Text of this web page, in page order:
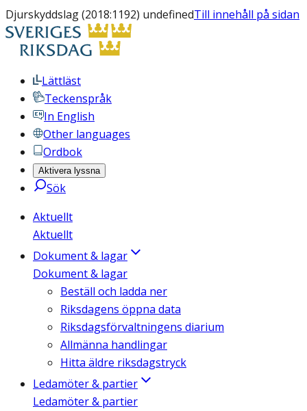
Djurskyddslag (2018:1192) undefinedTill innehåll på sidan
Lättläst
Teckenspråk
In English
Other languages
Ordbok
Aktivera lyssna
Sök
Aktuellt
Aktuellt
Dokument & lagar
Dokument & lagar
Beställ och ladda ner
Riksdagens öppna data
Riksdagsförvaltningens diarium
Allmänna handlingar
Hitta äldre riksdagstryck
Ledamöter & partier
Ledamöter & partier